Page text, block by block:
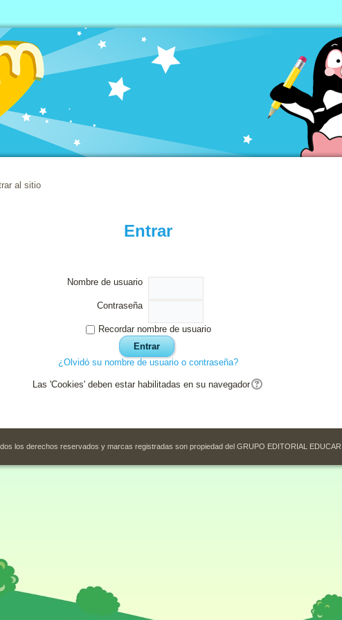
al sitio
Entrar
Nombre de usuario
Contraseña
Recordar nombre de usuario
¿Olvidó su nombre de usuario o contraseña?
Las 'Cookies' deben estar habilitadas en su navegador
los derechos reservados y marcas registradas son propiedad del GRUPO EDITORIAL EDUCAR